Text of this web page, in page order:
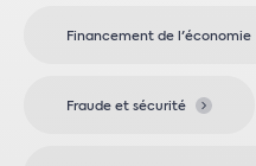
Financement de l'économie
Fraude et sécurité